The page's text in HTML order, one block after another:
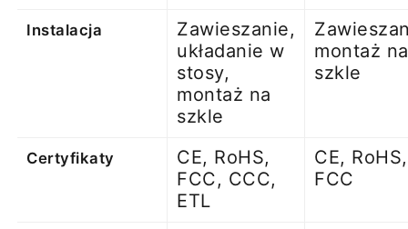
Instalacja
Zawieszanie,
układanie w
stosy,
montaż na
szkle
montaż na
szkle
Certyfikaty
CE, RoHS,
FCC, CCC,
ETL
CE, RoHS,
FCC